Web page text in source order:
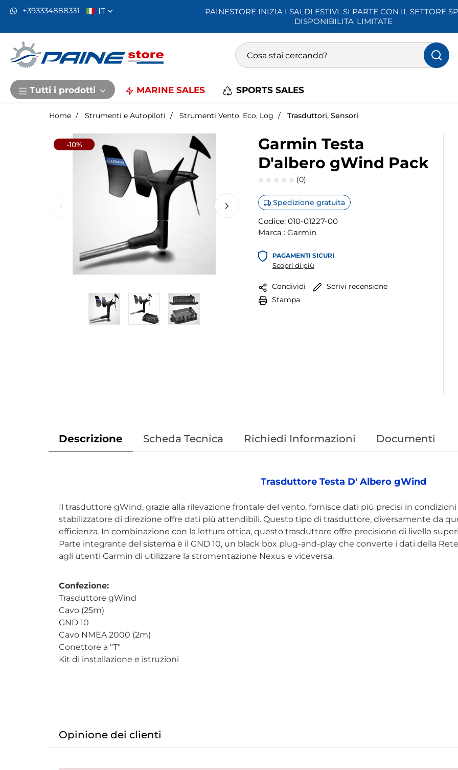
+393334888331 IT
PAINESTORE INIZIA I SALDI ESTIVI. SI PARTE CON IL SETTORE
DISPONIBILITA' LIMITATE
Tutti i prodotti MARINE SALES SPORTS SALES
Home Strumenti e Autopiloti Strumenti Vento, Eco, Log Trasduttori, Sensori
-10%
Garmin Testa
D'albero gWind Pack
(0)
Spedizione gratuita
Codice: 010-01227-00
Marca : Garmin
PAGAMENTI SICURI
Scopri di più
Condividi
Scrivi recensione
Stampa
Descrizione Scheda Tecnica Richiedi Informazioni Documenti
Trasduttore Testa D' Albero gWind
Il trasduttore gWind, grazie alla rilevazione frontale del vento, fornisce dati più precisi in
stabilizzatore di direzione offre dati più attendibili. Questo tipo di trasduttore, diversamente da
efficienza. In combinazione con la lettura ottica, questo trasduttore offre precisione di livello
Parte integrante del sistema è il GND 10, un black box plug-and-play che converte i dati della
agli utenti Garmin di utilizzare la stromentazione Nexus e viceversa.
Confezione:
Trasduttore gWind
Cavo (25m)
GND 10
Cavo NMEA 2000 (2m)
Conettore a "T"
Kit di installazione e istruzioni
Opinione dei clienti